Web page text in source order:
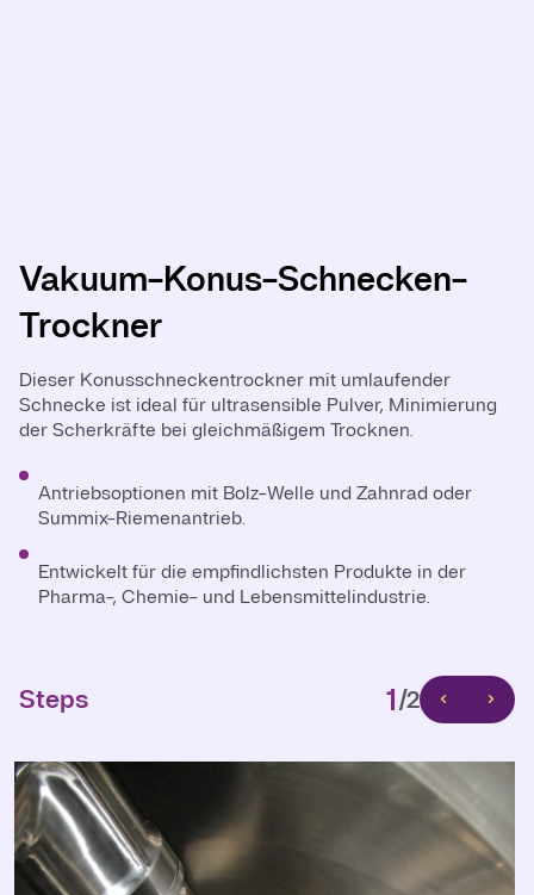
Vakuum-Konus-Schnecken-
Trockner
Dieser Konusschneckentrockner mit umlaufender
Schnecke ist ideal für ultrasensible Pulver, Minimierung
der Scherkräfte bei gleichmäßigem Trocknen.
Antriebsoptionen mit Bolz-Welle und Zahnrad oder
Summix-Riemenantrieb.
Entwickelt für die empfindlichsten Produkte in der
Pharma-, Chemie- und Lebensmittelindustrie.
Steps 1/2
Zentral-Wellen-Trockner
Der Kegeltrockner mit zentraler Welle ist ein Standard für
verschiedenen Industrien.
Feinchemikalien und Schüttgüter: Zuverlässiges
Pharmazeutika und API: Vollständig konform mit GMP-